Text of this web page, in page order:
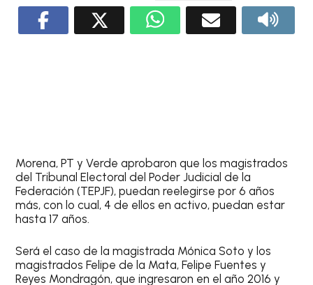
Morena, PT y Verde aprobaron que los magistrados
del Tribunal Electoral del Poder Judicial de la
Federación (TEPJF), puedan reelegirse por 6 años
más, con lo cual, 4 de ellos en activo, puedan estar
hasta 17 años.
Será el caso de la magistrada Mónica Soto y los
magistrados Felipe de la Mata, Felipe Fuentes y
Reyes Mondragón, que ingresaron en el año 2016 y